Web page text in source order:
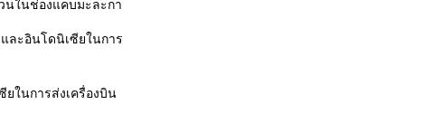
นในช่องแคบมะละกา
ละอินโดนิเซียในการ
ยในการส่งเครื่องบิน